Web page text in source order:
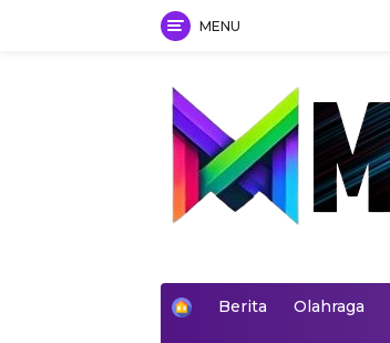
MENU
H
Berita Olahraga